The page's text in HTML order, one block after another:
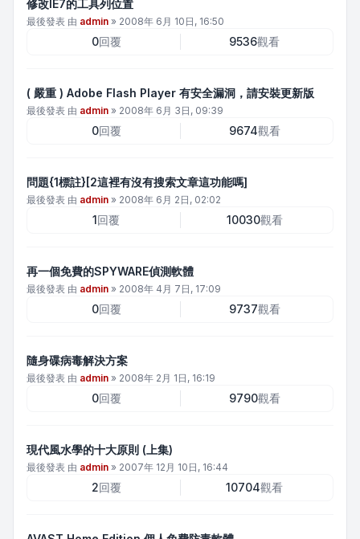
修改IE7的工具列位置
最後發表 由 admin » 2008年 6月 10日, 16:50
0回覆 9536觀看
( 嚴重 ) Adobe Flash Player 有安全漏洞，請安裝更新版
最後發表 由 admin » 2008年 6月 3日, 09:39
0回覆 9674觀看
問題{1標註}[2這裡有沒有搜索文章這功能嗎]
最後發表 由 admin » 2008年 6月 2日, 02:02
1回覆 10030觀看
再一個免費的SPYWARE偵測軟體
最後發表 由 admin » 2008年 4月 7日, 17:09
0回覆 9737觀看
隨身碟病毒解決方案
最後發表 由 admin » 2008年 2月 1日, 16:19
0回覆 9790觀看
現代風水學的十大原則 (上集)
最後發表 由 admin » 2007年 12月 10日, 16:44
2回覆 10704觀看